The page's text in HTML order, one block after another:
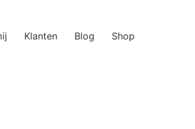
Klanten Blog Shop